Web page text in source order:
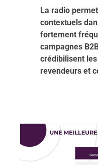
La radio
contextuels
fortement
campagnes
crédibilisent
revendeurs et